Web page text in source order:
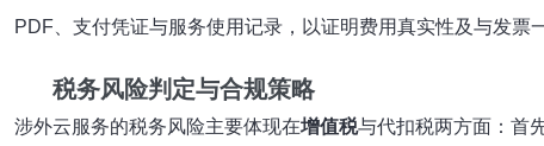
PDF、支付凭证与服务使用记录，以证明费用真实性及与发票
税务风险判定与合规策略
涉外云服务的税务风险主要体现在增值税与代扣税两方面：首